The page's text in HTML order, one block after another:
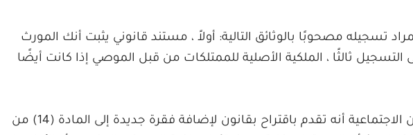
تسجيله مصحوبًا بالوثائق التالية: أولاً ، مستند قانوني يثبت أنك المورث
التسجيل ثالثًا ، الملكية الأصلية للممتلكات من قبل الموصي إذا كانت أيضًا
أعلن وزير العمل والشؤون الاجتماعية أنه تقدم باقتراح بقانون لإضافة فقرة جديدة إلى المادة (14) من